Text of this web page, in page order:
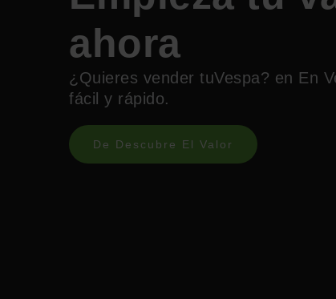
ahora
¿Quieres vender tuVespa? en En
fácil y rápido.
De Descubre El Valor